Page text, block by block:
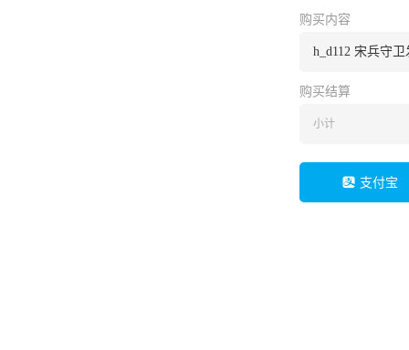
购买内容
h_d112 宋兵守卫
购买结算
小计
支付宝